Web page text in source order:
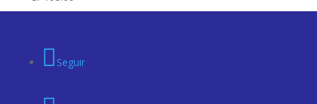
Seguir